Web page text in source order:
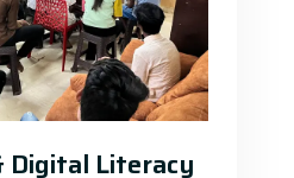
Digital Literacy